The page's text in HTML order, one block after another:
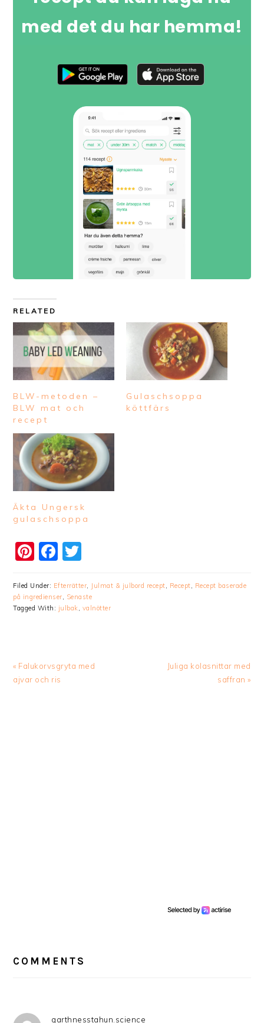
med det du har hemma!
RELATED
BLW-metoden –
BLW mat och
recept
Gulaschsoppa
köttfärs
Äkta Ungersk
gulaschsoppa
Pinterest
Facebook
Filed Under: Efterrätter, Julmat & julbord recept, Recept, Recept baserade
på ingredienser, Senaste
Tagged With: julbak, valnötter
Previous
Post:
« Falukorvsgryta med
ajvar och ris
Next
Juliga kolasnittar med
saffran »
INTERACTIONS
COMMENTS
garthnesstahun.science